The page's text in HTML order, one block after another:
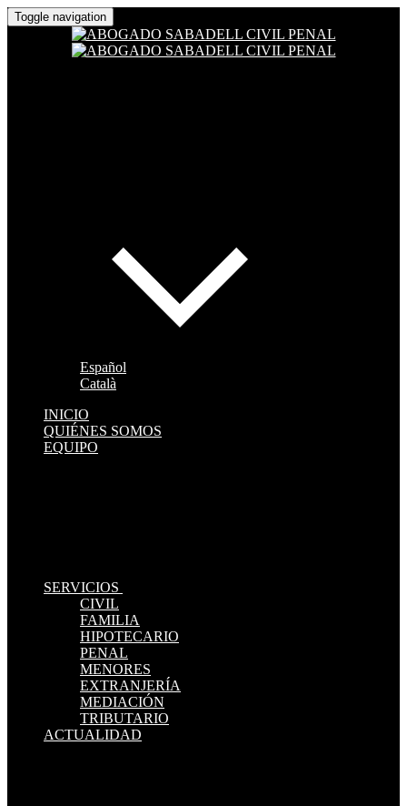
Toggle navigation
Español
Català
INICIO
QUIÉNES SOMOS
EQUIPO
SERVICIOS
CIVIL
FAMILIA
HIPOTECARIO
PENAL
MENORES
EXTRANJERÍA
MEDIACIÓN
TRIBUTARIO
ACTUALIDAD